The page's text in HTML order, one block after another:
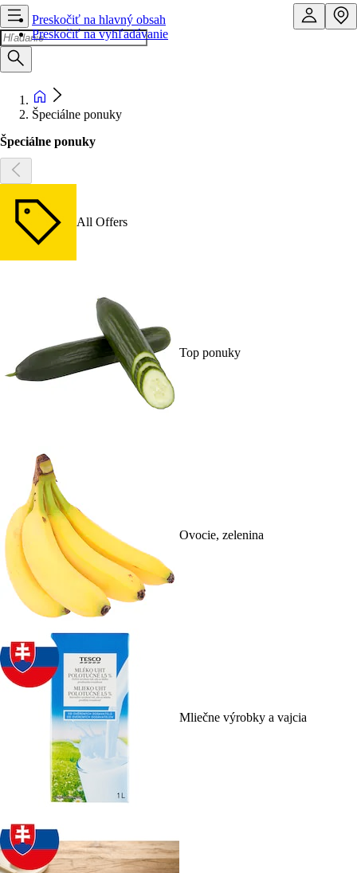
Preskočiť na hlavný obsah
Preskočiť na vyhľadávanie
Špeciálne ponuky
Špeciálne ponuky
All Offers
Top ponuky
Ovocie, zelenina
Mliečne výrobky a vajcia